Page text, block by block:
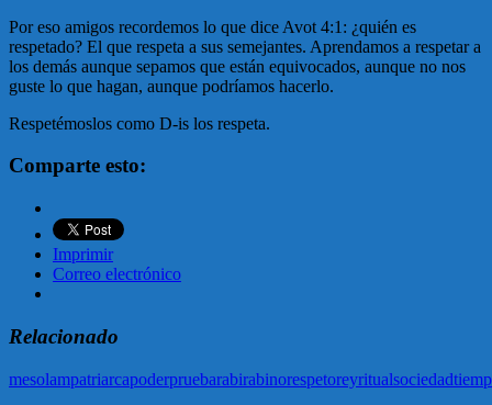
Por eso amigos recordemos lo que dice Avot 4:1: ¿quién es
respetado? El que respeta a sus semejantes. Aprendamos a respetar a
los demás aunque sepamos que están equivocados, aunque no nos
guste lo que hagan, aunque podríamos hacerlo.
Respetémoslos como D-is los respeta.
Comparte esto:
Imprimir
Correo electrónico
Relacionado
mesolampatriarcapoderpruebarabirabinorespetoreyritualsociedad